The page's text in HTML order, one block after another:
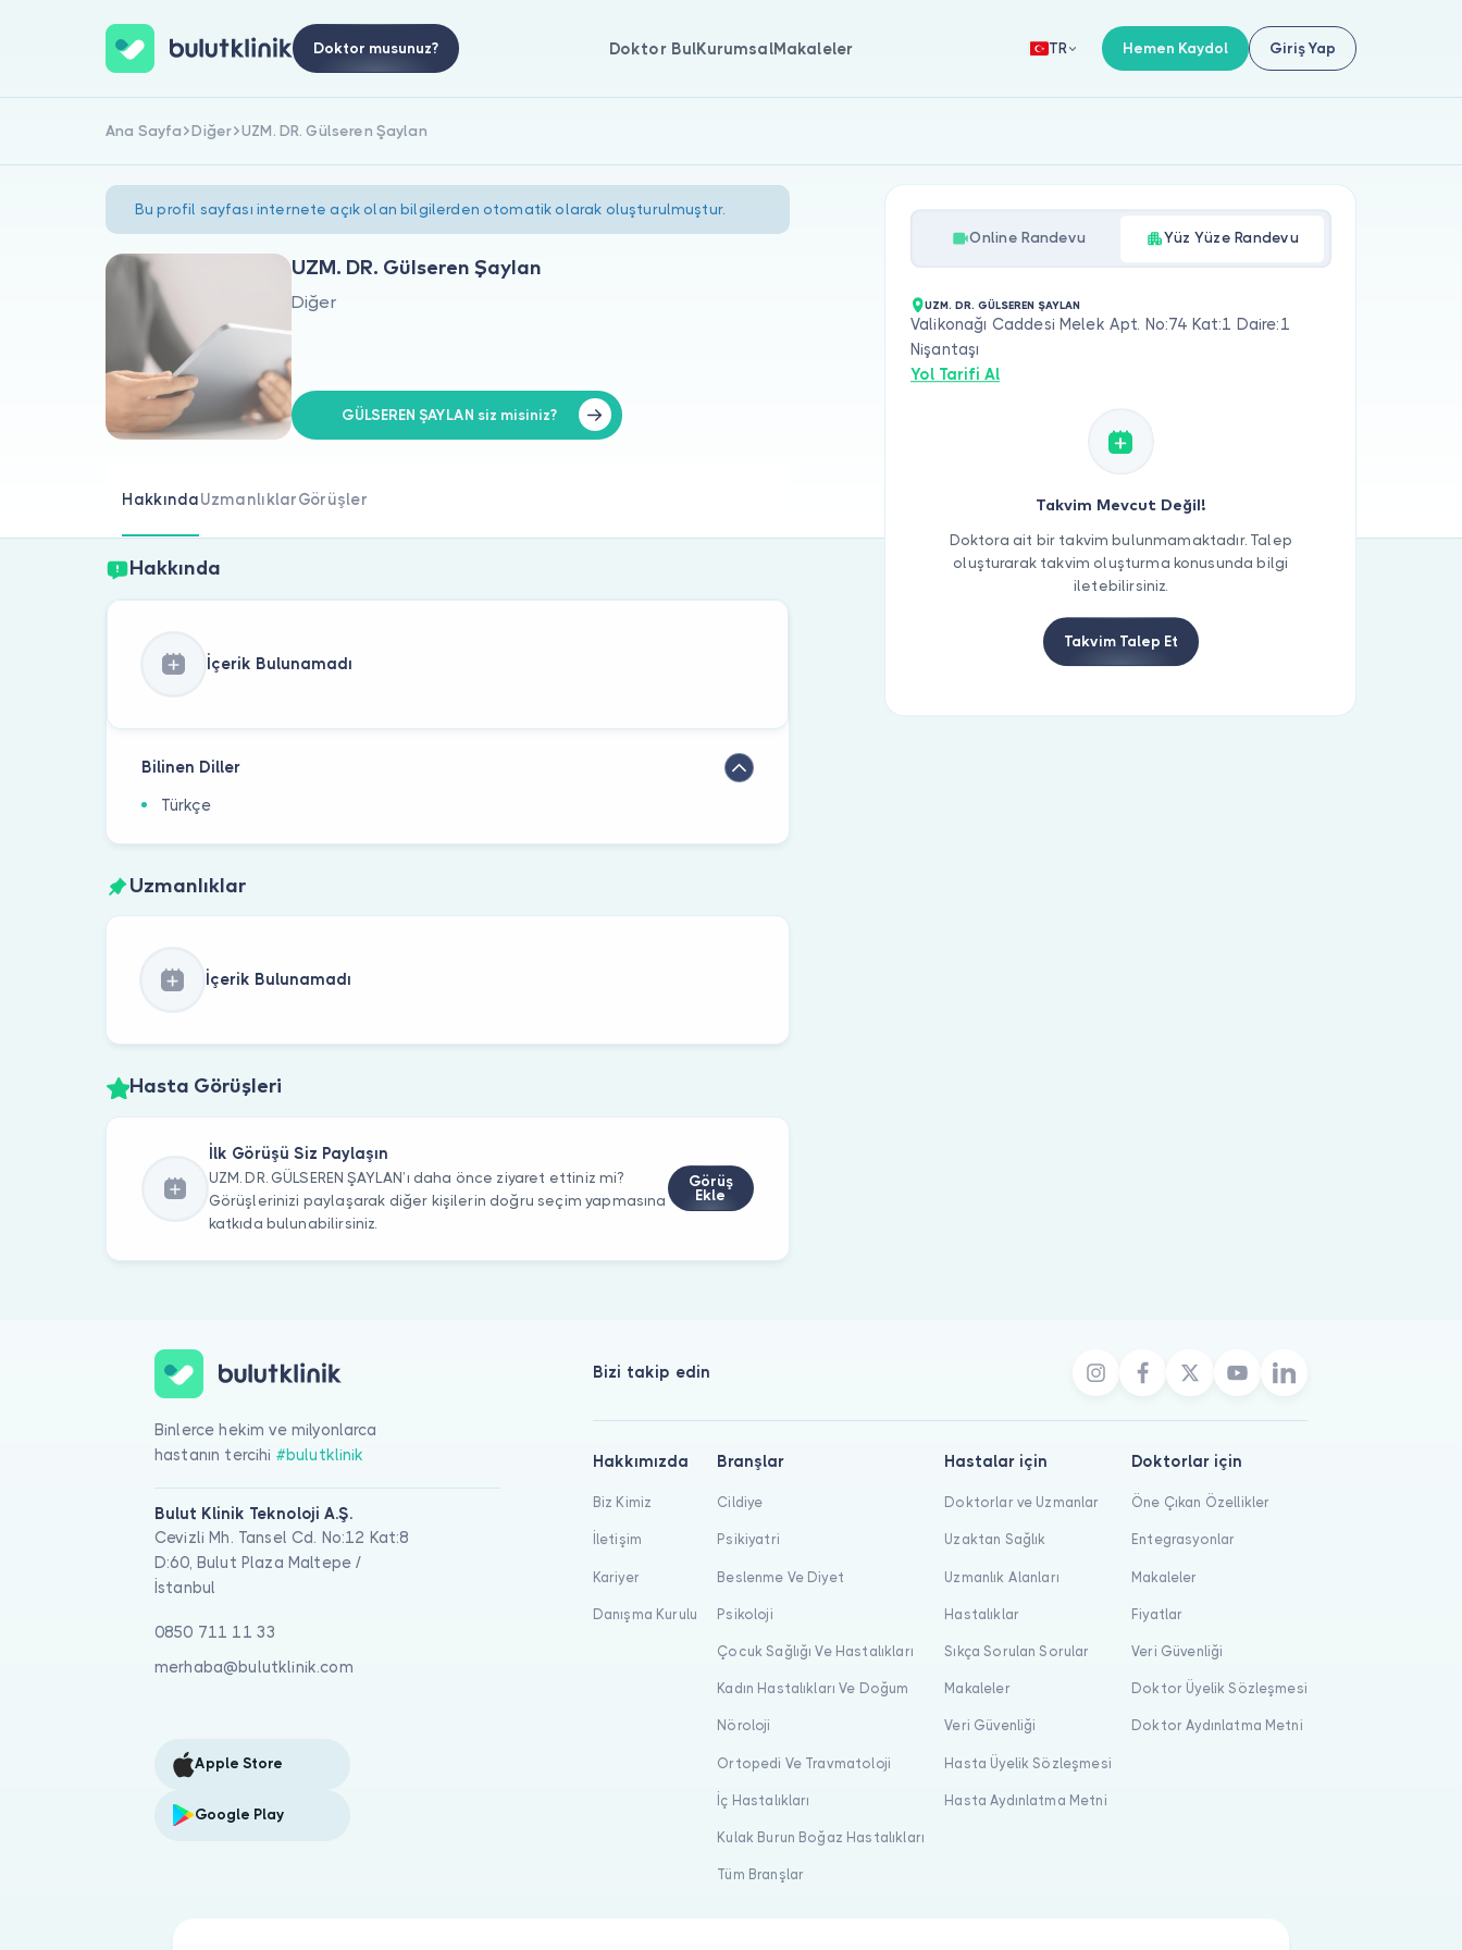
Doktor musunuz? Doktor BulKurumsalMakaleler TR Hemen Kaydol Giriş Yap
Ana Sayfa Diğer UZM. DR. Gülseren Şaylan
Bu profil sayfası internete açık olan bilgilerden otomatik olarak oluşturulmuştur.
UZM. DR. Gülseren Şaylan
Diğer
GÜLSEREN ŞAYLAN siz misiniz?
HakkındaUzmanlıklarGörüşler
Hakkında
İçerik Bulunamadı
Bilinen Diller
Türkçe
Uzmanlıklar
İçerik Bulunamadı
Hasta Görüşleri
İlk Görüşü Siz Paylaşın
UZM. DR. GÜLSEREN ŞAYLAN’ı daha önce ziyaret ettiniz mi?
Görüşlerinizi paylaşarak diğer kişilerin doğru seçim yapmasına
katkıda bulunabilirsiniz.
Görüş
Ekle
Online Randevu Yüz Yüze Randevu
UZM. DR. GÜLSEREN ŞAYLAN
Valikonağı Caddesi Melek Apt. No:74 Kat:1 Daire:1
Nişantaşı
Yol Tarifi Al
Takvim Mevcut Değil!
Doktora ait bir takvim bulunmamaktadır. Talep
oluşturarak takvim oluşturma konusunda bilgi
iletebilirsiniz.
Takvim Talep Et
Binlerce hekim ve milyonlarca
hastanın tercihi #bulutklinik
Bulut Klinik Teknoloji A.Ş.
Cevizli Mh. Tansel Cd. No:12 Kat:8
D:60, Bulut Plaza Maltepe /
İstanbul
0850 711 11 33
merhaba@bulutklinik.com
Apple Store
Google Play
Bizi takip edin
Hakkımızda
Biz Kimiz
İletişim
Kariyer
Danışma Kurulu
Branşlar
Cildiye
Psikiyatri
Beslenme Ve Diyet
Psikoloji
Çocuk Sağlığı Ve Hastalıkları
Kadın Hastalıkları Ve Doğum
Nöroloji
Ortopedi Ve Travmatoloji
İç Hastalıkları
Kulak Burun Boğaz Hastalıkları
Tüm Branşlar
Hastalar için
Doktorlar ve Uzmanlar
Uzaktan Sağlık
Uzmanlık Alanları
Hastalıklar
Sıkça Sorulan Sorular
Makaleler
Veri Güvenliği
Hasta Üyelik Sözleşmesi
Hasta Aydınlatma Metni
Doktorlar için
Öne Çıkan Özellikler
Entegrasyonlar
Makaleler
Fiyatlar
Veri Güvenliği
Doktor Üyelik Sözleşmesi
Doktor Aydınlatma Metni